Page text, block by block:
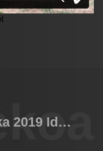
Sudáfrica-Hegoafrika 2019 Idube G. R.